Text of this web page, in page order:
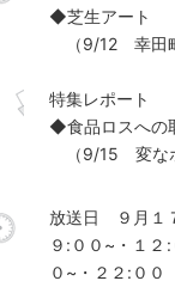
◆芝生アート
（9/12 幸田町
特集レポート
◆食品ロスへの
（9/15 変なホ
放送日 ９月１
９:００~・１２
０~・２２:００